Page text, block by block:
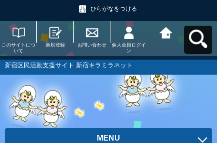
ひらがなをつける
このサイトにつ
いて
新規登録 お問い合わせ
個人会員ログイ
ン
ラミラネットへ
新宿区民活動支援サイト 新宿キラミラネット
MENU